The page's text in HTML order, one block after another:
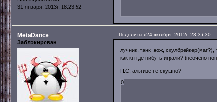
31 января, 2013г. 18:23:52
Поделиться24 октября, 2012г. 23:36:30
MetaDance
Заблокирован
лучник, танк ,нож, соулбрейкер(маг?),
как кп где нибуть играли? (неочено
П.С. альгизе не скушно?
0